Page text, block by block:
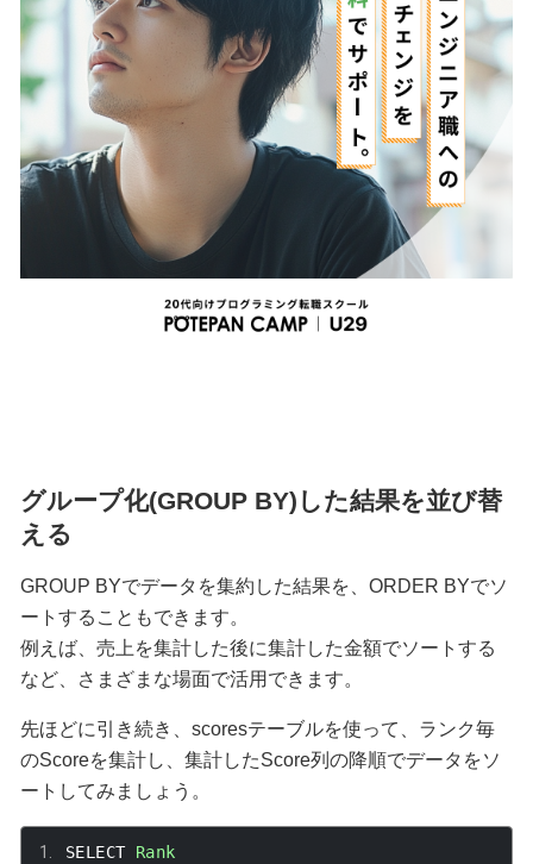
グループ化(GROUP BY)した結果を並び替
える
GROUP BYでデータを集約した結果を、 ORDER BYでソ
ートすることもできます。
例えば、売上を集計した後に集計した金額でソートする
など、さまざまな場面で活用できます。
先ほどに引き続き、 scoresテーブルを使って、ランク毎
のScoreを集計し、集計したScore列の降順でデータをソ
ートしてみましょう。
SELECT Rank